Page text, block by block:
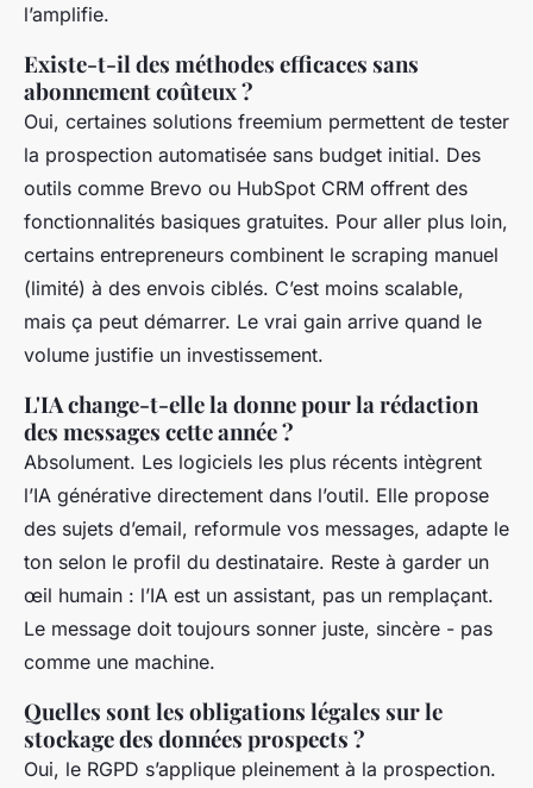
l’amplifie.
Existe-t-il des méthodes efficaces sans
abonnement coûteux ?
Oui, certaines solutions freemium permettent de tester
la prospection automatisée sans budget initial. Des
outils comme Brevo ou HubSpot CRM offrent des
fonctionnalités basiques gratuites. Pour aller plus loin,
certains entrepreneurs combinent le scraping manuel
(limité) à des envois ciblés. C’est moins scalable,
mais ça peut démarrer. Le vrai gain arrive quand le
volume justifie un investissement.
L'IA change-t-elle la donne pour la rédaction
des messages cette année ?
Absolument. Les logiciels les plus récents intègrent
l’IA générative directement dans l’outil. Elle propose
des sujets d’email, reformule vos messages, adapte le
ton selon le profil du destinataire. Reste à garder un
œil humain : l’IA est un assistant, pas un remplaçant.
Le message doit toujours sonner juste, sincère - pas
comme une machine.
Quelles sont les obligations légales sur le
stockage des données prospects ?
Oui, le RGPD s’applique pleinement à la prospection.